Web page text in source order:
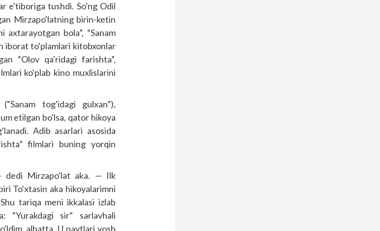
e'tiboriga tushdi. So'ng Odil
Mirzapo'latning birin-ketin
axtarayotgan bola”, “Sanam
iborat to'plamlari kitobxonlar
“Olov qa'ridagi farishta”,
ko'plab kino muxlislarini
tog'idagi gulxan”),
etilgan bo'lsa, qator hikoya
Adib asarlari asosida
filmlari buning yorqin
dedi Mirzapo'lat aka. — Ilk
To'xtasin aka hikoyalarimni
tariqa meni ikkalasi izlab
“Yurakdagi sir” sarlavhali
albatta. U paytlari yosh